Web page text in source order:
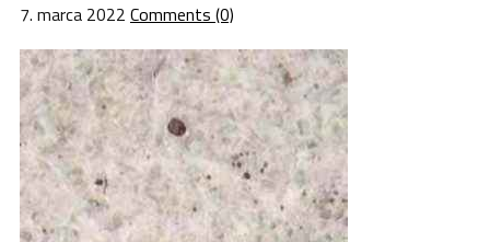
7. marca 2022 Comments (0)